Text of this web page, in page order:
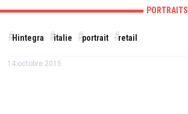
PORTRAITS
Hintegra italie portrait retail
14 octobre 2015